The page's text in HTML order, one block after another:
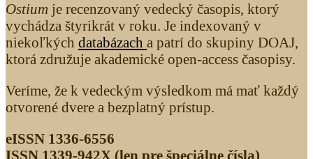
Ostium je recenzovaný vedecký časopis, ktorý
vychádza štyrikrát v roku. Je indexovaný v
niekoľkých databázach a patrí do skupiny DOAJ,
ktorá združuje akademické open-access časopisy.
Veríme, že k vedeckým výsledkom má mať každý
otvorené dvere a bezplatný prístup.
eISSN 1336-6556
ISSN 1339­-942X (len pre špeciálne čísla)